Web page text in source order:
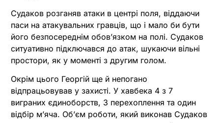
Судаков розганяв атаки в центрі поля, віддаючи
паси на атакувальних гравців, що і мало би бути
його безпосереднім обов’язком на полі. Судаков
ситуативно підключався до атак, шукаючи вільні
простори, як у моменті з другим голом.
Окрім цього Георгій ще й непогано
відпрацьовував у захисті. У хавбека 4 з 7
виграних єдиноборств, 3 перехоплення та один
відбір м’яча. Об’єм роботи, який виконав Судаков